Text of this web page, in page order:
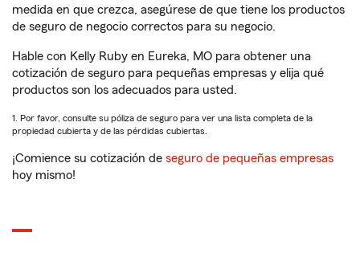
medida en que crezca, asegúrese de que tiene los productos
de seguro de negocio correctos para su negocio.
Hable con Kelly Ruby en Eureka, MO para obtener una
cotización de seguro para pequeñas empresas y elija qué
productos son los adecuados para usted.
1. Por favor, consulte su póliza de seguro para ver una lista completa de la
propiedad cubierta y de las pérdidas cubiertas.
¡Comience su cotización de seguro de pequeñas empresas
hoy mismo!